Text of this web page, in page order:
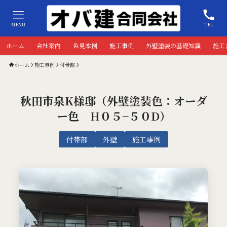
TEL
MENU
ホーム 会社案内 色見本例 施工事例 外壁塗装の基礎知識 施工
ホーム 施工事例 付帯部
秋田市泉K様邸（外壁塗装色：オーダ
ー色 H０５−５０D）
付帯部 外壁 施工事例